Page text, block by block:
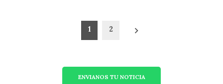
1 2
ENVIANOS TU NOTICIA